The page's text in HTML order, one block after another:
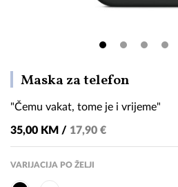
Maska za telefon"Čemu
tome
i
"Čemu vakat, tome je i vrijeme"
35,00 KM / 17,90 €
VARIJACIJA PO ŽELJI